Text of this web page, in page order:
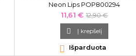
Neon Lips POP800294
Kaina
11,61 € Bazinė
kaina
12,90 €
 Į krepšelį
 Išparduota